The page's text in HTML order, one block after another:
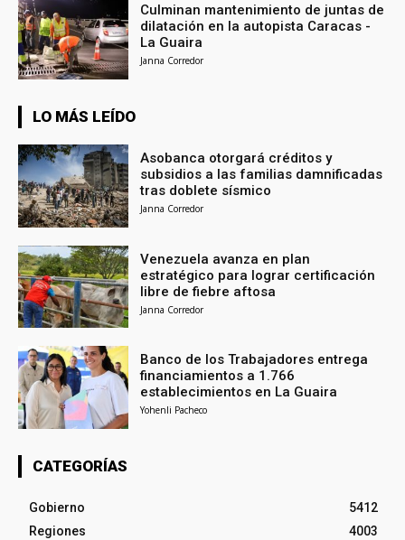
Culminan mantenimiento de juntas de
dilatación en la autopista Caracas -
La Guaira
Janna Corredor
LO MÁS LEÍDO
Asobanca otorgará créditos y
subsidios a las familias damnificadas
tras doblete sísmico
Janna Corredor
Venezuela avanza en plan
estratégico para lograr certificación
libre de fiebre aftosa
Janna Corredor
Banco de los Trabajadores entrega
financiamientos a 1.766
establecimientos en La Guaira
Yohenli Pacheco
CATEGORÍAS
Gobierno
5412
Regiones
4003